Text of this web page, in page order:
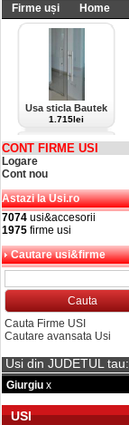
Firme uși Home
Usa sticla Bautek
1.715lei
CONT FIRME USI
Logare
Cont nou
Astazi la Usi.ro
7074 usi&accesorii
1975 firme usi
Cautare usi&firme
Cauta Firme USI
Cautare avansata Usi
Usi din JUDETUL tau:
Giurgiu x
USI